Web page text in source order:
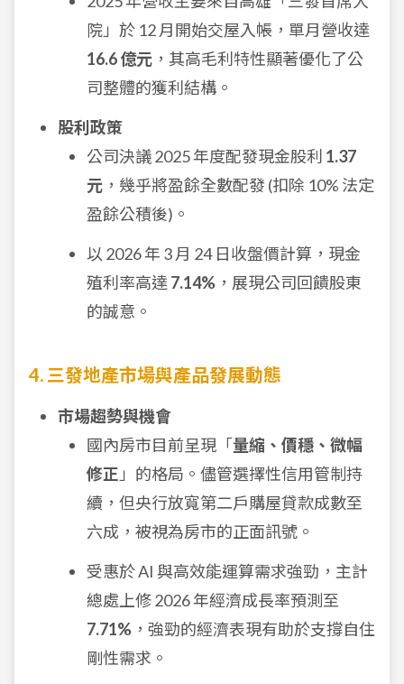
院」於 12 月開始交屋入帳，單月營收達
16.6 億元 ，其高毛利特性顯著優化了公
司整體的獲利結構。
股利政策
公司決議 2025 年度配發現金股利 1.37
元 ，幾乎將盈餘全數配發 (扣除 10% 法定
盈餘公積後)。
以 2026 年 3 月 24 日收盤價計算，現金
殖利率高達 7.14% ，展現公司回饋股東
的誠意。
4. 三發地產市場與產品發展動態
市場趨勢與機會
國內房市目前呈現「量縮、價穩、微幅
修正 」的格局。儘管選擇性信用管制持
續，但央行放寬第二戶購屋貸款成數至
六成，被視為房市的正面訊號。
受惠於 AI 與高效能運算需求強勁，主計
總處上修 2026 年經濟成長率預測至
7.71% ，強勁的經濟表現有助於支撐自住
剛性需求。